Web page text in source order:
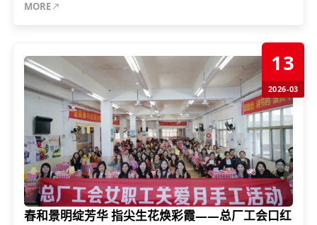
MORE
春和景明绽芳华 指尖生花焕彩霞——总厂工会口红
13
2026-03